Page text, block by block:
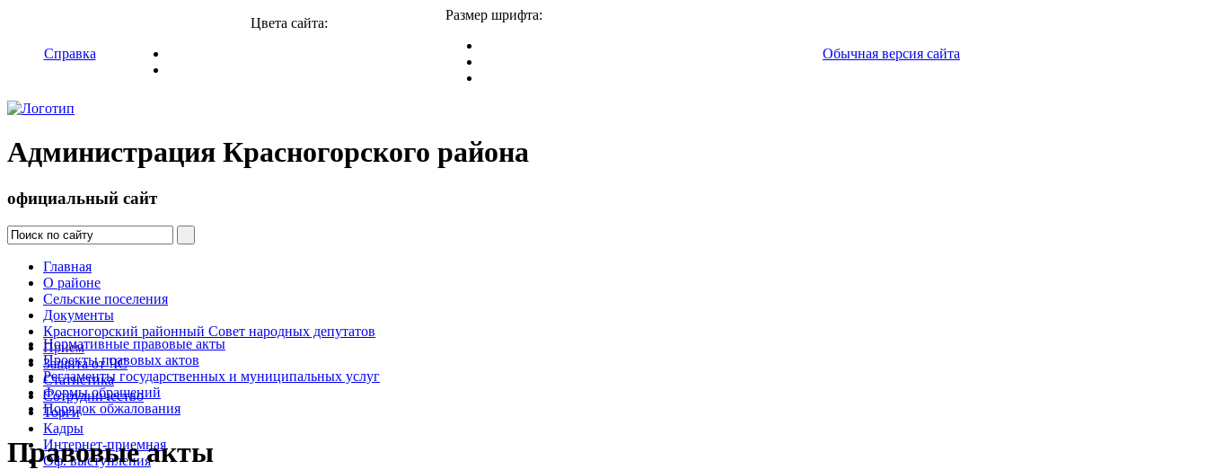
Справка
Цвета сайта:
Размер шрифта:
Обычная версия сайта
Администрация Красногорского района
официальный сайт
Главная
О районе
Сельские поселения
Документы
Красногорский районный Совет народных депутатов
Прием
Защита от ЧС
Статистика
Сотрудничество
Торги
Кадры
Интернет-приемная
Оф. выступления
Нормативные правовые акты
Проекты правовых актов
Регламенты государственных и муниципальных услуг
Формы обращений
Порядок обжалования
Правовые акты